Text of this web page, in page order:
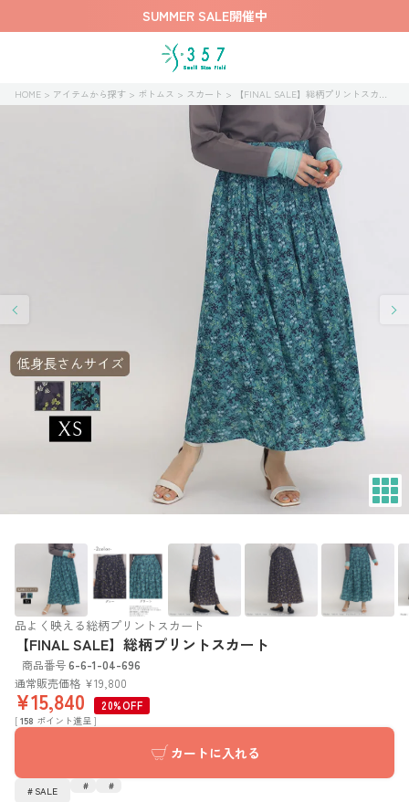
SUMMER SALE開催中
HOME アイテムから探す ボトムス スカート 【FINAL SALE】総柄プリントスカート
品よく映える総柄プリントスカート
【FINAL SALE】総柄プリントスカート
商品番号6-6-1-04-696
通常販売価格 ¥19,800
¥15,840 20%OFF
[ 158 ポイント進呈 ]
カートに入れる
SALE